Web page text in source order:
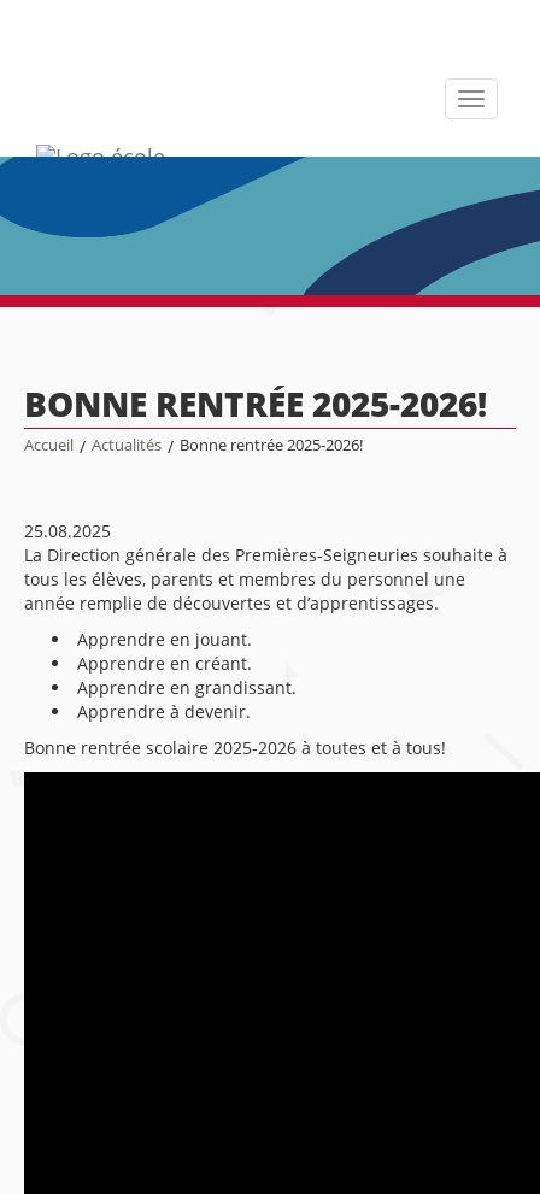
Toggle
BONNE RENTRÉE 2025-2026!
Accueil / Actualités / Bonne rentrée 2025-2026!
25.08.2025
La Direction générale des Premières-Seigneuries souhaite à
tous les élèves, parents et membres du personnel une
année remplie de découvertes et d’apprentissages.
Apprendre en jouant.
Apprendre en créant.
Apprendre en grandissant.
Apprendre à devenir.
Bonne rentrée scolaire 2025-2026 à toutes et à tous!